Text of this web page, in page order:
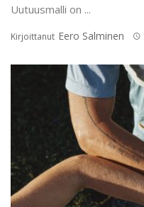
Uutuusmalli on ...
Kirjoittanut Eero Salminen